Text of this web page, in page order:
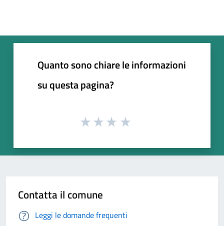
Quanto sono chiare le informazioni
su questa pagina?
Contatta il comune
Leggi le domande frequenti